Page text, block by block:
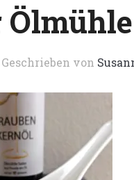
Geschrieben von